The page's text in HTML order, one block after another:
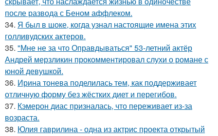
после развода с Беном аффлеком.
34. Я был в шоке, когда узнал настоящие имена этих
голливудских актеров.
35. "Мне не за что Оправдываться" 53-летний актёр
Андрей мерзликин прокомментировал слухи о романе с
юной девушкой.
36. Ирина тонева поделилась тем, как поддерживает
отличную форму без жёстких диет и перегибов.
37. Кэмерон диас призналась, что переживает из-за
возраста.
38. Юлия гаврилина - одна из актрис проекта открытый